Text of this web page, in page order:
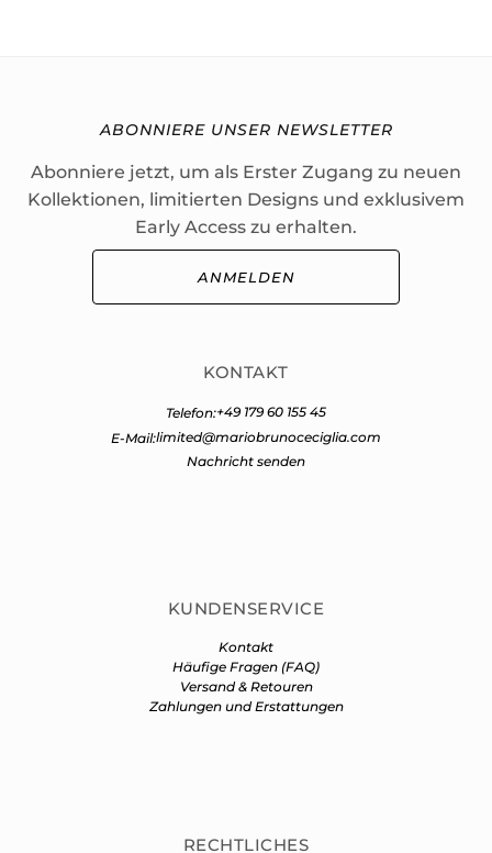
ABONNIERE UNSER NEWSLETTER
Abonniere jetzt, um als Erster Zugang zu neuen
Kollektionen, limitierten Designs und exklusivem
Early Access zu erhalten.
ANMELDEN
KONTAKT
Telefon:+49 179 60 155 45
E-Mail:limited@mariobrunoceciglia.com
Nachricht senden
KUNDENSERVICE
Kontakt
Häufige Fragen (FAQ)
Versand & Retouren
Zahlungen und Erstattungen
RECHTLICHES